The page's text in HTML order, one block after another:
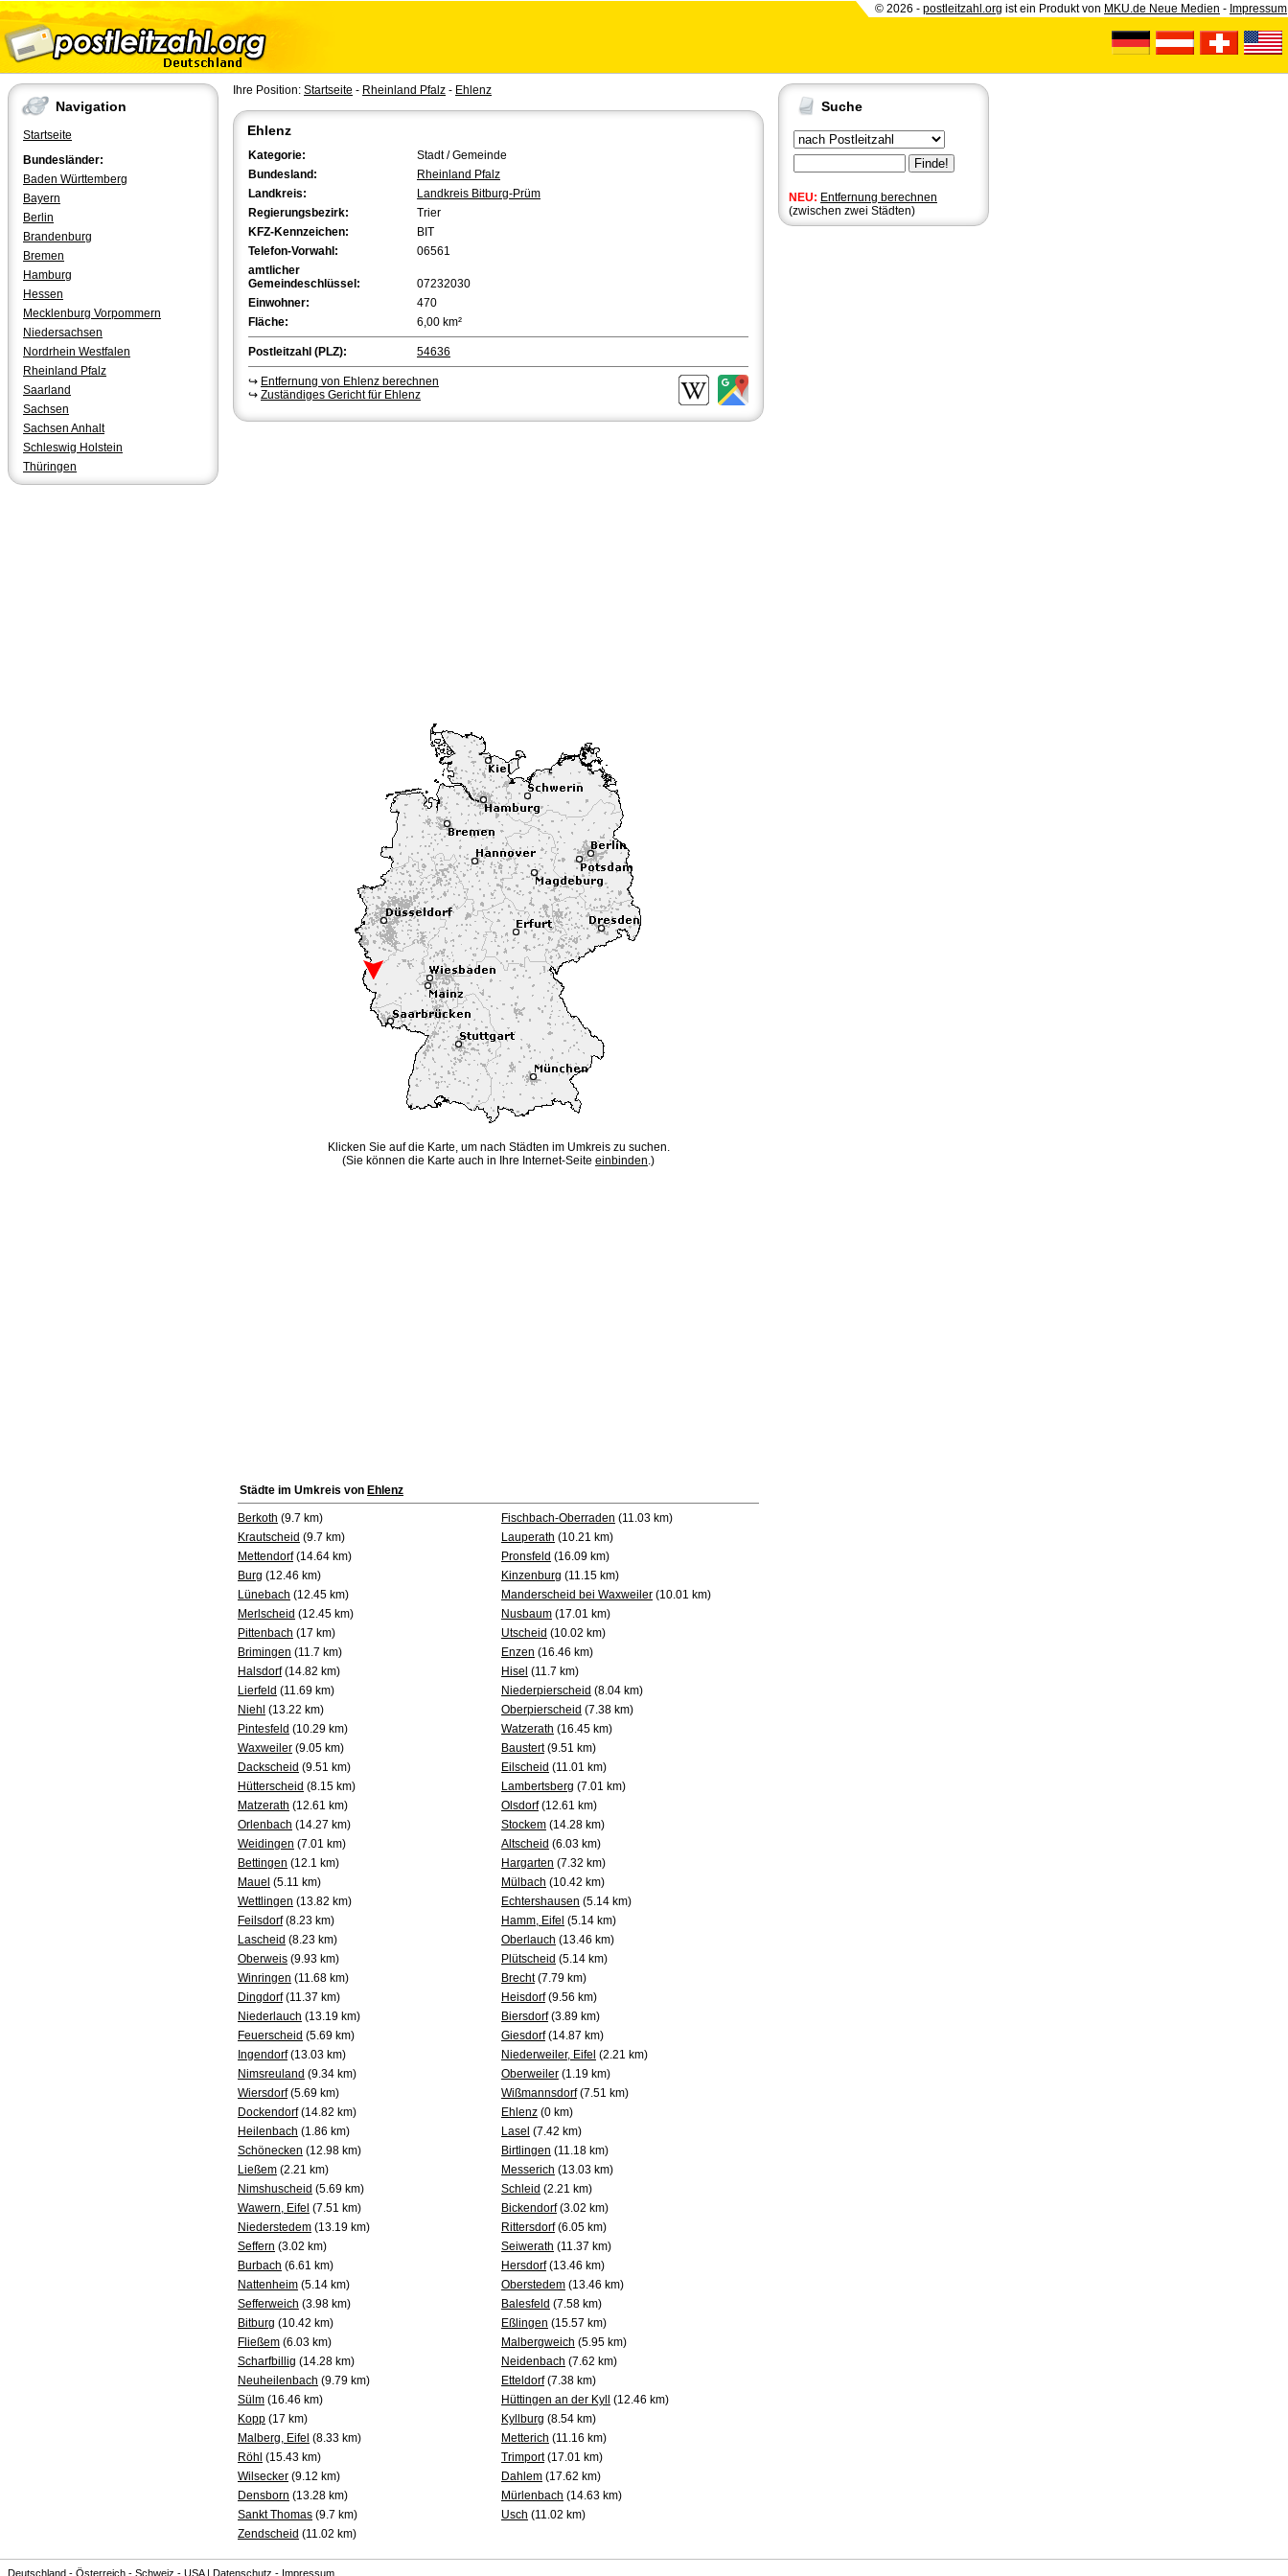
© 2026 - postleitzahl.org ist ein Produkt von MKU.de Neue Medien - Impressum
Navigation
Startseite
Bundesländer:
Baden Württemberg
Bayern
Berlin
Brandenburg
Bremen
Hamburg
Hessen
Mecklenburg Vorpommern
Niedersachsen
Nordrhein Westfalen
Rheinland Pfalz
Saarland
Sachsen
Sachsen Anhalt
Schleswig Holstein
Thüringen
Suche
NEU: Entfernung berechnen
(zwischen zwei Städten)
Ihre Position: Startseite - Rheinland Pfalz - Ehlenz
Ehlenz
Kategorie:
Stadt / Gemeinde
Bundesland:
Rheinland Pfalz
Landkreis:
Landkreis Bitburg-Prüm
Regierungsbezirk:
Trier
KFZ-Kennzeichen:
BIT
Telefon-Vorwahl:
06561
amtlicher
Gemeindeschlüssel:
07232030
Einwohner:
470
Fläche:
6,00 km²
Postleitzahl (PLZ): 54636
↪ Entfernung von Ehlenz berechnen
↪ Zuständiges Gericht für Ehlenz
Klicken Sie auf die Karte, um nach Städten im Umkreis zu suchen.
(Sie können die Karte auch in Ihre Internet-Seite einbinden.)
Städte im Umkreis von Ehlenz
Berkoth (9.7 km) Fischbach-Oberraden (11.03 km)
Krautscheid (9.7 km) Lauperath (10.21 km)
Mettendorf(14.64 km) Pronsfeld (16.09 km)
Burg (12.46 km) Kinzenburg (11.15 km)
Lünebach (12.45 km) Manderscheid bei Waxweiler (10.01 km)
Merlscheid (12.45 km) Nusbaum (17.01 km)
Pittenbach (17 km) Utscheid (10.02 km)
Brimingen (11.7 km) Enzen (16.46 km)
Halsdorf(14.82 km) Hisel (11.7 km)
Lierfeld (11.69 km) Niederpierscheid (8.04 km)
Niehl (13.22 km) Oberpierscheid (7.38 km)
Pintesfeld (10.29 km) Watzerath (16.45 km)
Waxweiler (9.05 km) Baustert(9.51 km)
Dackscheid (9.51 km) Eilscheid (11.01 km)
Hütterscheid (8.15 km) Lambertsberg (7.01 km)
Matzerath (12.61 km) Olsdorf(12.61 km)
Orlenbach (14.27 km) Stockem (14.28 km)
Weidingen (7.01 km) Altscheid (6.03 km)
Bettingen (12.1 km) Hargarten (7.32 km)
Mauel (5.11 km) Mülbach (10.42 km)
Wettlingen (13.82 km) Echtershausen (5.14 km)
Feilsdorf(8.23 km) Hamm, Eifel (5.14 km)
Lascheid (8.23 km) Oberlauch (13.46 km)
Oberweis (9.93 km) Plütscheid (5.14 km)
Winringen (11.68 km) Brecht(7.79 km)
Dingdorf(11.37 km) Heisdorf(9.56 km)
Niederlauch (13.19 km) Biersdorf(3.89 km)
Feuerscheid (5.69 km) Giesdorf(14.87 km)
Ingendorf(13.03 km) Niederweiler, Eifel (2.21 km)
Nimsreuland (9.34 km) Oberweiler (1.19 km)
Wiersdorf(5.69 km) Wißmannsdorf(7.51 km)
Dockendorf(14.82 km) Ehlenz (0 km)
Heilenbach (1.86 km) Lasel (7.42 km)
Schönecken (12.98 km) Birtlingen (11.18 km)
Ließem (2.21 km) Messerich (13.03 km)
Nimshuscheid (5.69 km) Schleid (2.21 km)
Wawern, Eifel (7.51 km) Bickendorf(3.02 km)
Niederstedem (13.19 km) Rittersdorf(6.05 km)
Seffern (3.02 km) Seiwerath (11.37 km)
Burbach (6.61 km) Hersdorf(13.46 km)
Nattenheim (5.14 km) Oberstedem (13.46 km)
Sefferweich (3.98 km) Balesfeld (7.58 km)
Bitburg (10.42 km) Eßlingen (15.57 km)
Fließem (6.03 km) Malbergweich (5.95 km)
Scharfbillig (14.28 km) Neidenbach (7.62 km)
Neuheilenbach (9.79 km) Etteldorf(7.38 km)
Sülm (16.46 km) Hüttingen an der Kyll
(12.46 km)
Kopp (17 km) Kyllburg (8.54 km)
Malberg, Eifel (8.33 km) Metterich (11.16 km)
Röhl (15.43 km) Trimport(17.01 km)
Wilsecker (9.12 km) Dahlem (17.62 km)
Densborn (13.28 km) Mürlenbach (14.63 km)
Sankt Thomas (9.7 km) Usch (11.02 km)
Zendscheid (11.02 km)
Deutschland - Österreich - Schweiz - USA| Datenschutz - Impressum